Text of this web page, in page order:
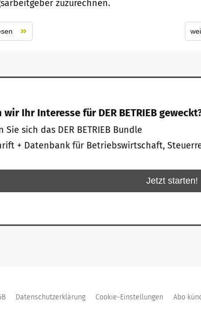
zuzurechnen.
wir Ihr Interesse für DER BETRIEB
Sie sich das DER BETRIEB Bundle
+ Datenbank für Betriebswirtschaft,
Jetzt starten!
Datenschutzerklärung Cookie-Einstellungen Abo